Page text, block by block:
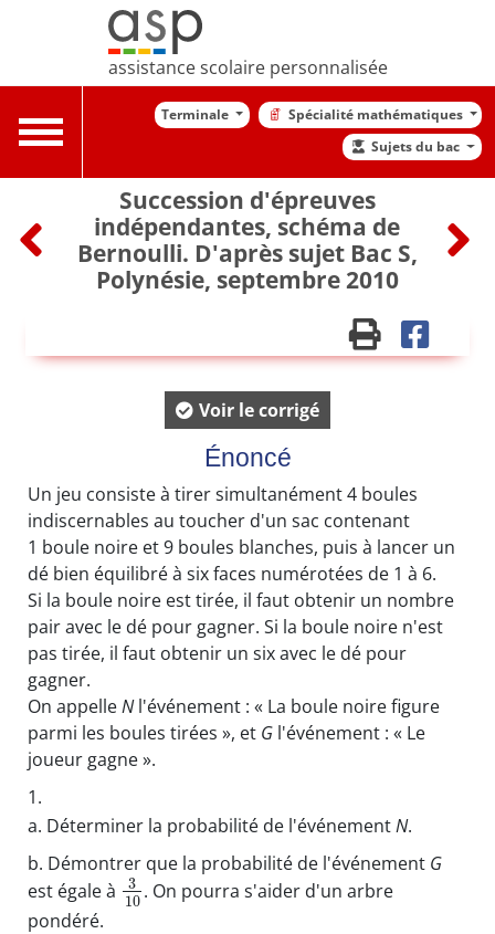
assistance scolaire personnalisée
Toggle
Terminale
Spécialité mathématiques
Sujets du bac
Succession d'épreuves
indépendantes, schéma de
Bernoulli. D'après sujet Bac S,
Polynésie, septembre 2010
Voir le corrigé
Énoncé
Un jeu consiste à tirer simultanément 4 boules
indiscernables au toucher d'un sac contenant
1 boule noire et 9 boules blanches, puis à lancer un
dé bien équilibré à six faces numérotées de 1 à 6.
Si la boule noire est tirée, il faut obtenir un nombre
pair avec le dé pour gagner. Si la boule noire n'est
pas tirée, il faut obtenir un six avec le dé pour
gagner.
On appelleNl'événement : « La boule noire figure
parmi les boules tirées », et G l'événement : « Le
joueur gagne ».
1.
a. Déterminer la probabilité de l'événementN.
b. Démontrer que la probabilité de l'événement G
est égale à
3
10 . On pourra s'aider d'un arbre
pondéré.